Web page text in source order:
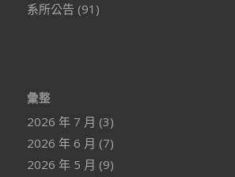
系所公告 (91)
彙整
2026 年 7 月 (3)
2026 年 6 月 (7)
2026 年 5 月 (9)